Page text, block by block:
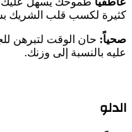
كثيرة لكسب قلب الشريك
صحياً: حان الوقت لتبرهن
عليه بالنسبة إلى وزنك.
الدلو